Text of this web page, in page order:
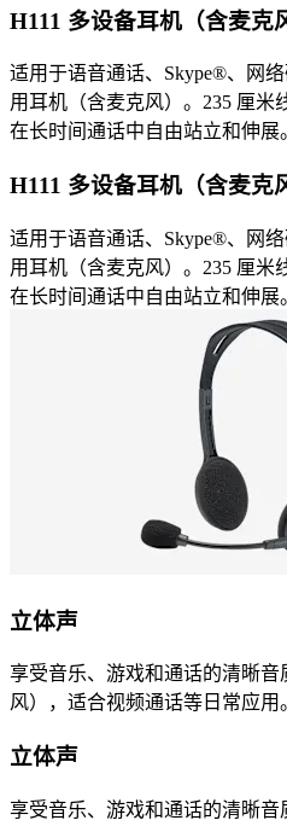
H111 多设备耳机（含麦克
适用于语音通话、Skype®、网
用耳机（含麦克风）。235 厘米
在长时间通话中自由站立和伸展
H111 多设备耳机（含麦克
适用于语音通话、Skype®、网
用耳机（含麦克风）。235 厘米
在长时间通话中自由站立和伸展
立体声
享受音乐、游戏和通话的清晰
风），适合视频通话等日常应用
立体声
享受音乐、游戏和通话的清晰